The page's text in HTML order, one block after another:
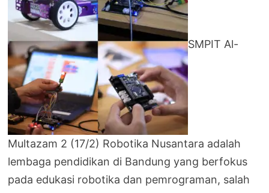
SMPIT Al-
Multazam 2 (17/2) Robotika Nusantara adalah
lembaga pendidikan di Bandung yang berfokus
pada edukasi robotika dan pemrograman, salah